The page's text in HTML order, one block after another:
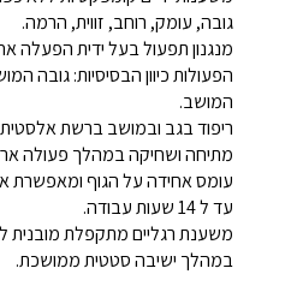
גובה, עומק, רוחב, זווית, הרמה.
מנגנון תפעול בעל ידית
הפעולות כיוון הבסיסיות: גובה
המושב.
ריפוד בגב ובמושב ברשת
מתיחה ושחיקה במהלך פעולה
עומס אחידה על הגוף ומאפשרת
עד ל 14 שעות עבודה.
משענת רגליים מתקפלת מובנית
במהלך ישיבה סטטית ממושכת.